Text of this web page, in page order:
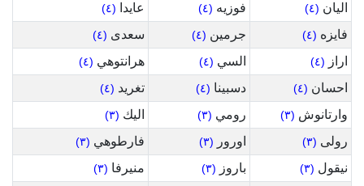
اليان (٤) فوزيه (٤) عايدا (٤)
فايزه (٤) جرمين (٤) سعدى (٤)
اراز (٤) السي (٤) هرانتوهي (٤)
احسان (٤) دسبينا (٤) تغريد (٤)
وارتانوش (٣) رومي (٣) اليك (٣)
رولى (٣) اورور (٣) فارطوهي (٣)
نيقول (٣) باروز (٣) منيرفا (٣)